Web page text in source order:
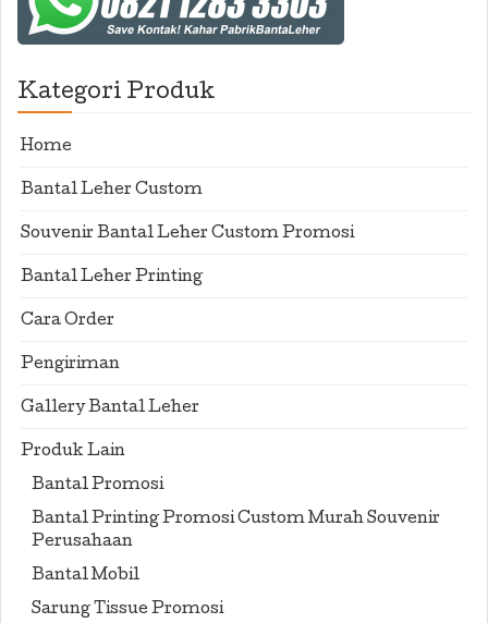
Kategori Produk
Home
Bantal Leher Custom
Souvenir Bantal Leher Custom Promosi
Bantal Leher Printing
Cara Order
Pengiriman
Gallery Bantal Leher
Produk Lain
Bantal Promosi
Bantal Printing Promosi Custom Murah Souvenir
Perusahaan
Bantal Mobil
Sarung Tissue Promosi